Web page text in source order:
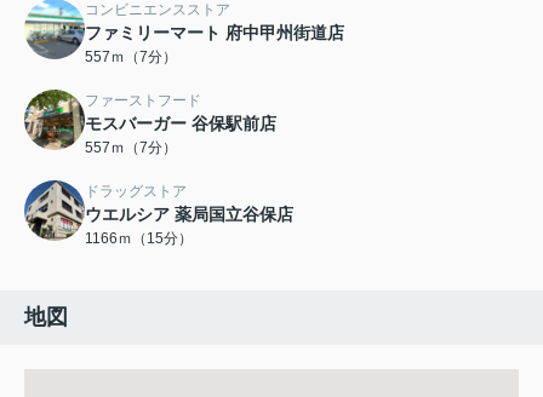
コンビニエンスストア
ファミリーマート 府中甲州街道店
557ｍ（7分）
ファーストフード
モスバーガー 谷保駅前店
557ｍ（7分）
ドラッグストア
ウエルシア 薬局国立谷保店
1166ｍ（15分）
地図